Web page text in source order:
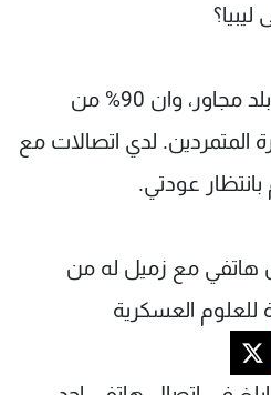
بعد عدة ايام سأكون في بلد مجاور، وان 90% من
لدي اتصالات مع
عودتي.
هاتفي مع زميل له من
للعلوم العسكرية